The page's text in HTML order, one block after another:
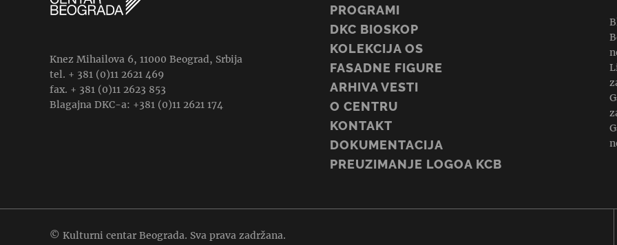
Knez Mihailova 6, 11000 Beograd, Srbija
tel. + 381 (0)11 2621 469
fax. + 381 (0)11 2623 853
Blagajna DKC-a: +381 (0)11 2621 174
PROGRAMI
DKC BIOSKOP
KOLEKCIJA OS
FASADNE FIGURE
ARHIVA VESTI
O CENTRU
KONTAKT
DOKUMENTACIJA
PREUZIMANJE LOGOA KCB
© Kulturni centar Beograda. Sva prava zadržana.